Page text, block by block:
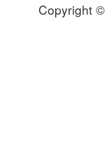
Copyright ©